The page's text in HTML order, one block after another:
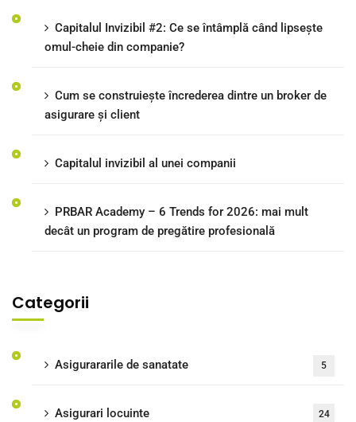
Capitalul Invizibil #2: Ce se întâmplă când lipsește
omul-cheie din companie?
Cum se construiește încrederea dintre un broker de
asigurare și client
Capitalul invizibil al unei companii
PRBAR Academy – 6 Trends for 2026: mai mult
decât un program de pregătire profesională
Categorii
Asigurararile de sanatate 5
Asigurari locuinte 24